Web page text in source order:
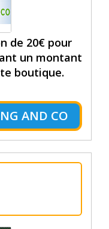
de 20€ pour
un montant
boutique.
AND CO